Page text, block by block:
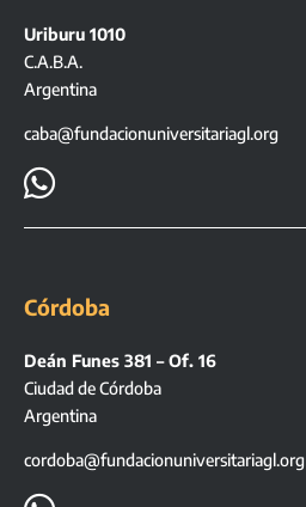
Uriburu 1010
C.A.B.A.
Argentina
caba@fundacionuniversitariagl.org

Córdoba
Deán Funes 381 – Of. 16
Ciudad de Córdoba
Argentina
cordoba@fundacionuniversitariagl.org